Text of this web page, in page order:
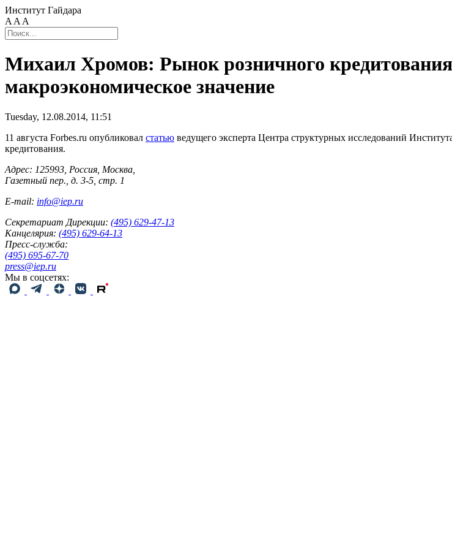
Институт Гайдара
A A A
Михаил Хромов: Рынок розничного кредитования
макроэкономическое значение
Tuesday, 12.08.2014, 11:51
11 августа Forbes.ru опубликовал статью ведущего эксперта Центра структурных исследований
кредитования.
Адрес: 125993, Россия, Москва,
Газетный пер., д. 3-5, стр. 1
E-mail: info@iep.ru
Секретариат Дирекции: (495) 629-47-13
Канцелярия: (495) 629-64-13
Пресс-служба:
(495) 695-67-70
press@iep.ru
Мы в соцсетях: